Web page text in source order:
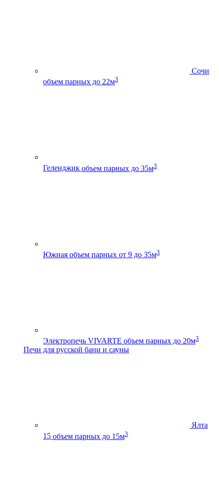
Сочи
объем парных до 22м3
Геленджик объем парных до 35м3
Южная объем парных от 9 до 35м3
Электропечь VIVARTE объем парных до 20м3
Печи для русской бани и сауны
Ялта
15 объем парных до 15м3